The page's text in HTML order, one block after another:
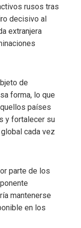
rusos tras
decisivo al
extranjera
de
forma, lo que
países
y fortalecer su
cada vez
parte de los
mantenerse
en los